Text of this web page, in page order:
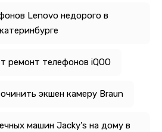
Lenovo недорого в
ремонт телефонов iQOO
экшен камеру Braun
машин Jacky's на дому в